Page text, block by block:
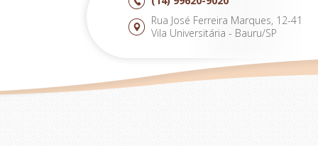
Rua José Ferreira Marques, 12-41
Vila Universitária - Bauru/SP